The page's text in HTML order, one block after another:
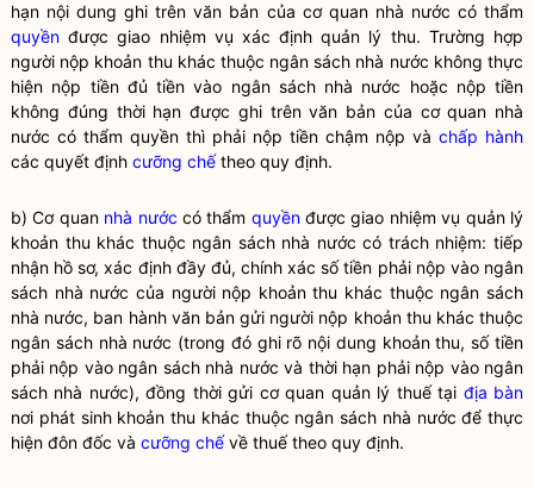
hạn nội dung ghi trên văn bản của cơ quan nhà nước có thẩm
quyền được giao nhiệm vụ xác định quản lý thu. Trường hợp
người nộp khoản thu khác thuộc ngân sách nhà nước không thực
hiện nộp tiền đủ tiền vào ngân sách nhà nước hoặc nộp tiền
không đúng thời hạn được ghi trên văn bản của cơ quan nhà
nước có thẩm quyền thì phải nộp tiền chậm nộp và chấp hành
các quyết định cưỡng chếtheo quy định.
b) Cơ quan nhà nước có thẩm quyềnđược giao nhiệm vụ quản lý
khoản thu khác thuộc ngân sách nhà nước có trách nhiệm: tiếp
nhận hồ sơ, xác định đầy đủ, chính xác số tiền phải nộp vào ngân
sách nhà nước của người nộp khoản thu khác thuộc ngân sách
nhà nước, ban hành văn bản gửi người nộp khoản thu khác thuộc
ngân sách nhà nước (trong đó ghi rõ nội dung khoản thu, số tiền
phải nộp vào ngân sách nhà nước và thời hạn phải nộp vào ngân
sách nhà nước), đồng thời gửi cơ quan quản lý thuế tại địa bàn
nơi phát sinh khoản thu khác thuộc ngân sách nhà nước để thực
hiện đôn đốc và cưỡng chếvề thuế theo quy định.